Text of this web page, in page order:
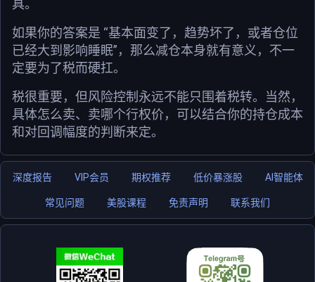
具。
如果你的答案是 “基本面变了，趋势坏了，或者仓位
已经大到影响睡眠”，那么减仓本身就有意义，不一
定要为了税而硬扛。
税很重要，但风险控制永远不能只围着税转。当然，
具体怎么卖、卖哪个行权价，可以结合你的持仓成本
和对回调幅度的判断来定。
深度报告 VIP会员 期权推荐 低价暴涨股 AI智能体
常见问题 美股课程 免责声明 联系我们